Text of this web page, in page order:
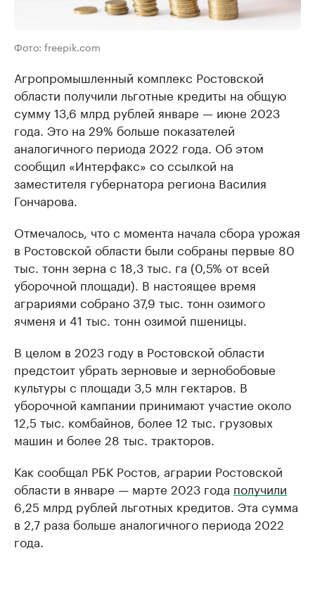
Фото: freepik.com
Агропромышленный комплекс Ростовской
области получили льготные кредиты на общую
сумму 13,6 млрд рублей январе — июне 2023
года. Это на 29% больше показателей
аналогичного периода 2022 года. Об этом
сообщил «Интерфакс» со ссылкой на
заместителя губернатора региона Василия
Гончарова.
Отмечалось, что с момента начала сбора урожая
в Ростовской области были собраны первые 80
тыс. тонн зерна с 18,3 тыс. га (0,5% от всей
уборочной площади). В настоящее время
аграриями собрано 37,9 тыс. тонн озимого
ячменя и 41 тыс. тонн озимой пшеницы.
В целом в 2023 году в Ростовской области
предстоит убрать зерновые и зернобобовые
культуры с площади 3,5 млн гектаров. В
уборочной кампании принимают участие около
12,5 тыс. комбайнов, более 12 тыс. грузовых
машин и более 28 тыс. тракторов.
Как сообщал РБК Ростов, аграрии Ростовской
области в январе — марте 2023 года получили
6,25 млрд рублей льготных кредитов. Эта сумма
в 2,7 раза больше аналогичного периода 2022
года.